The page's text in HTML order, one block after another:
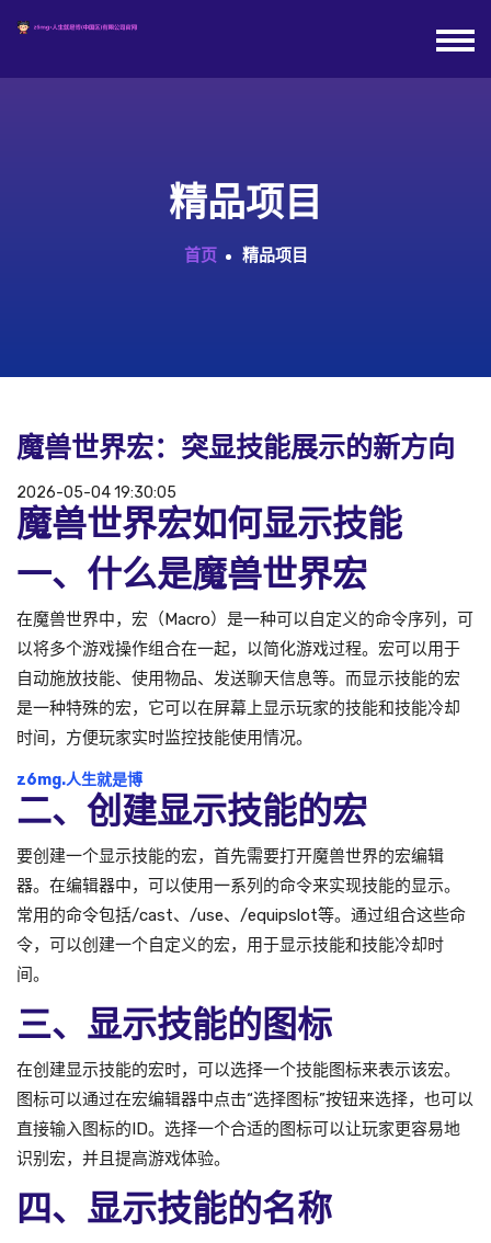
精品项目
首页 精品项目
魔兽世界宏：突显技能展示的新方向
2026-05-04 19:30:05
魔兽世界宏如何显示技能
一、什么是魔兽世界宏
在魔兽世界中，宏（Macro）是一种可以自定义的命令序列，可
以将多个游戏操作组合在一起，以简化游戏过程。宏可以用于
自动施放技能、使用物品、发送聊天信息等。而显示技能的宏
是一种特殊的宏，它可以在屏幕上显示玩家的技能和技能冷却
时间，方便玩家实时监控技能使用情况。
z6mg.人生就是博
二、创建显示技能的宏
要创建一个显示技能的宏，首先需要打开魔兽世界的宏编辑
器。在编辑器中，可以使用一系列的命令来实现技能的显示。
常用的命令包括/cast、/use、/equipslot等。通过组合这些命
令，可以创建一个自定义的宏，用于显示技能和技能冷却时
间。
三、显示技能的图标
在创建显示技能的宏时，可以选择一个技能图标来表示该宏。
图标可以通过在宏编辑器中点击“选择图标”按钮来选择，也可以
直接输入图标的ID。选择一个合适的图标可以让玩家更容易地
识别宏，并且提高游戏体验。
四、显示技能的名称